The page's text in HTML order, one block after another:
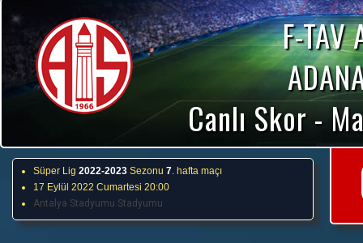
F-TAV
Canlı Skor -
Süper Lig 2022-2023 Sezonu 7. hafta maçı
17 Eylül 2022 Cumartesi 20:00
Antalya Stadyumu Stadyumu